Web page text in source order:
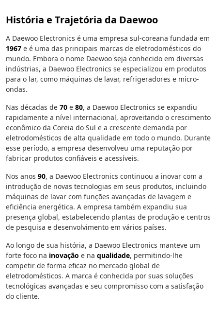
História e Trajetória da Daewoo
A Daewoo Electronics é uma empresa sul-coreana fundada em
1967 e é uma das principais marcas de eletrodomésticos do
mundo. Embora o nome Daewoo seja conhecido em diversas
indústrias, a Daewoo Electronics se especializou em produtos
para o lar, como máquinas de lavar, refrigeradores e micro-
ondas.
Nas décadas de 70 e 80, a Daewoo Electronics se expandiu
rapidamente a nível internacional, aproveitando o crescimento
econômico da Coreia do Sul e a crescente demanda por
eletrodomésticos de alta qualidade em todo o mundo. Durante
esse período, a empresa desenvolveu uma reputação por
fabricar produtos confiáveis e acessíveis.
Nos anos 90, a Daewoo Electronics continuou a inovar com a
introdução de novas tecnologias em seus produtos, incluindo
máquinas de lavar com funções avançadas de lavagem e
eficiência energética. A empresa também expandiu sua
presença global, estabelecendo plantas de produção e centros
de pesquisa e desenvolvimento em vários países.
Ao longo de sua história, a Daewoo Electronics manteve um
forte foco na inovação e na qualidade, permitindo-lhe
competir de forma eficaz no mercado global de
eletrodomésticos. A marca é conhecida por suas soluções
tecnológicas avançadas e seu compromisso com a satisfação
do cliente.